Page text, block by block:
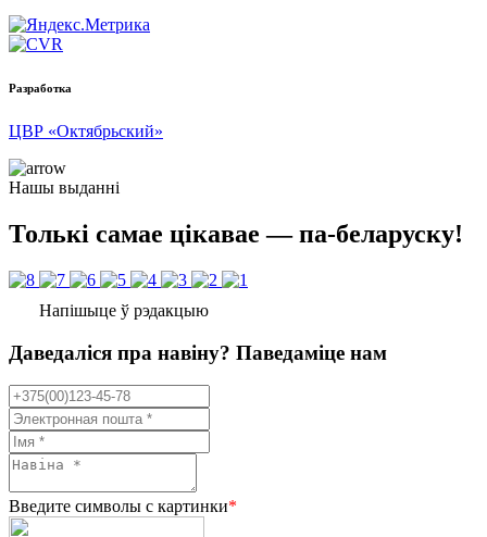
Разработка
ЦВР «Октябрьский»
Нашы выданні
Толькі самае цікавае — па-беларуску!
Напішыце ў рэдакцыю
Даведаліся пра навіну? Паведаміце нам
Введите символы с картинки*